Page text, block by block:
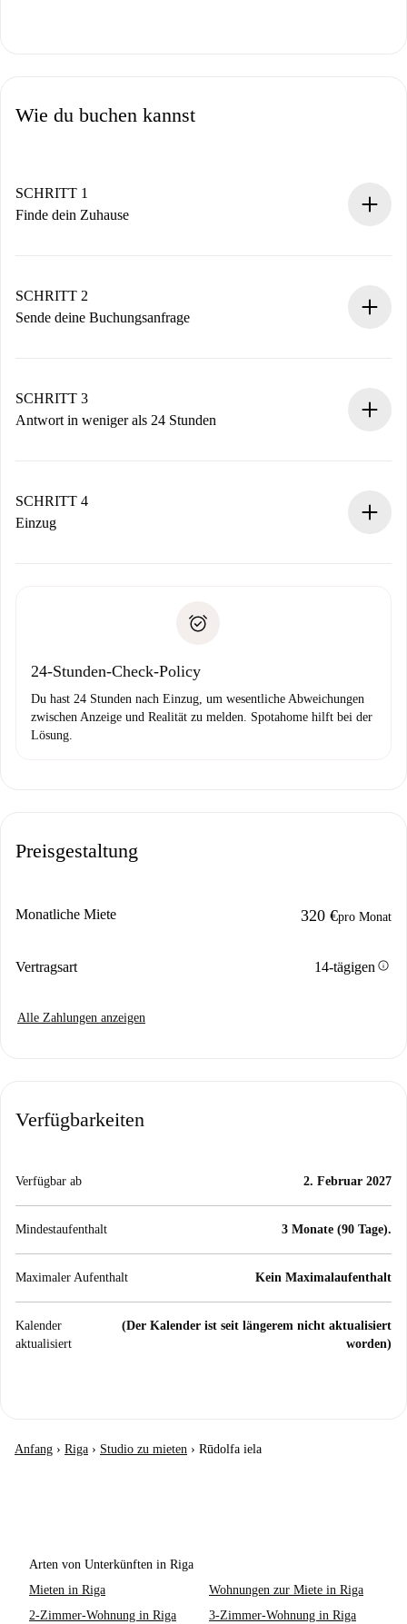
Wie du buchen kannst
SCHRITT 1
Finde dein Zuhause
Du erhältst alle notwendigen Informationen im Voraus.
SCHRITT 2
Sende deine Buchungsanfrage
Denk daran, dass wir dich erst belasten, wenn der
Vermieter zustimmt.
SCHRITT 3
Antwort in weniger als 24 Stunden
stellen den Kontakt her.
Wenn der Vermieter ablehnen muss, entstehen keine
SCHRITT 4
Einzug
24-Stunden-Check-Policy
Du hast 24 Stunden nach Einzug, um wesentliche Abweichungen
zwischen Anzeige und Realität zu melden. Spotahome hilft bei der
Lösung.
Preisgestaltung
Monatliche Miete 320 €pro Monat
Vertragsart 14-tägigen info
Alle Zahlungen anzeigen
Verfügbarkeiten
Verfügbar ab 2. Februar 2027
Mindestaufenthalt 3 Monate (90 Tage).
Maximaler Aufenthalt Kein Maximalaufenthalt
Kalender
aktualisiert
(Der Kalender ist seit längerem nicht aktualisiert
worden)
Anfang › Riga › Studio zu mieten › Rūdolfa iela
Arten von Unterkünften in Riga
Mieten in Riga
Wohnungen zur Miete in Riga
2-Zimmer-Wohnung in Riga
3-Zimmer-Wohnung in Riga